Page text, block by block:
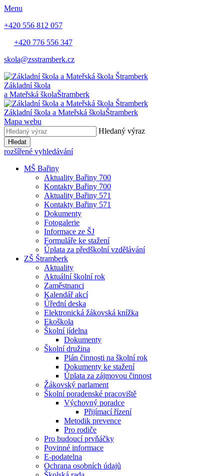
Menu
+420 556 812 057
+420 776 556 347
skola@zsstramberk.cz
Základní škola
a Mateřská školaŠtramberk
Základní škola a Mateřská školaŠtramberk
Mapa webu
Hledaný výraz
Hledat
rozšířené vyhledávání
MŠ Bařiny
Aktuality Bařiny 700
Kontakty Bařiny 700
Aktuality Bařiny 571
Kontakty Bařiny 571
Dokumenty
Fotogalerie
Informace ze ŠJ
Formuláře ke stažení
Úplata za předškolní vzdělávání
ZŠ Štramberk
Aktuality
Aktuální školní rok
Zaměstnanci
Kalendář akcí
Úřední deska
Elektronická žákovská knížka
Ekoškola
Školní jídelna
Dokumenty
Školní družina
Plán činnosti na školní rok
Dokumenty ke stažení
Úplata za zájmovou činnost
Žákovský parlament
Školní poradenské pracoviště
Výchovný poradce
Přijímací řízení
Metodik prevence
Pro rodiče
Pro budoucí prvňáčky
Povinné informace
E-podatelna
Ochrana osobních údajů